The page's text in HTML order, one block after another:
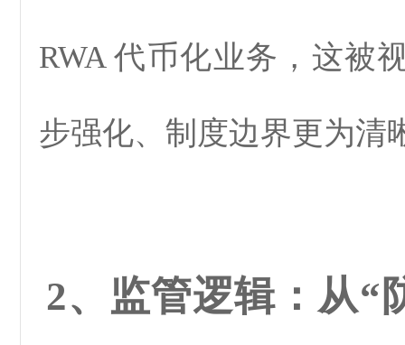
RWA 代币化业务，这被
步强化、制度边界更为清
2、监管逻辑：从“